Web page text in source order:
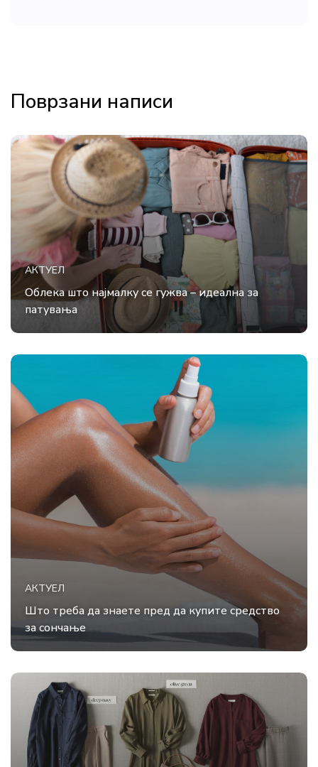
Поврзани написи
АКТУЕЛ
Облека што најмалку се гужва – идеална за
патувања
АКТУЕЛ
Што треба да знаете пред да купите средство
за сончање